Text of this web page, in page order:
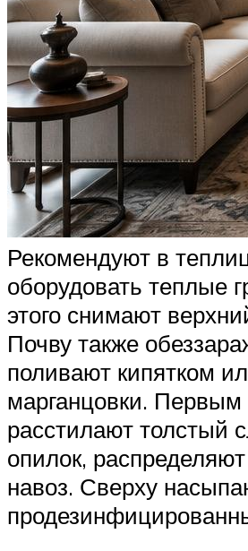
Рекомендуют в
оборудовать теплые
этого снимают
Почву также
поливают кипятком
марганцовки. Первым
расстилают толстый
опилок,
навоз. Сверху